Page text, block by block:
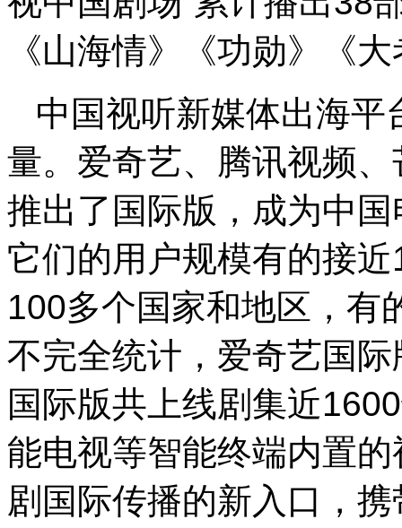
《山海情》《功勋》《
中国视听新媒体出海
量。爱奇艺、腾讯视频
推出了国际版，成为中
它们的用户规模有的接
100多个国家和地区，有
不完全统计，爱奇艺国
国际版共上线剧集近
能电视等智能终端内置
剧国际传播的新入口，